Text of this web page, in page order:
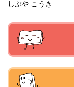
しぶや こうき